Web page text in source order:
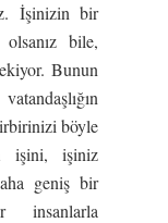
İşinizin bir
bile,
Bunun
böyle
işini, işiniz
geniş bir
insanlarla